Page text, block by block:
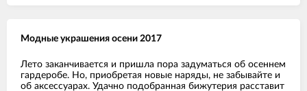
Модные украшения осени 2017
Лето заканчивается и пришла пора задуматься об осеннем
гардеробе. Но, приобретая новые наряды, не забывайте и
об аксессуарах. Удачно подобранная бижутерия расставит